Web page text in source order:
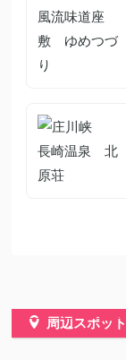
周辺スポット